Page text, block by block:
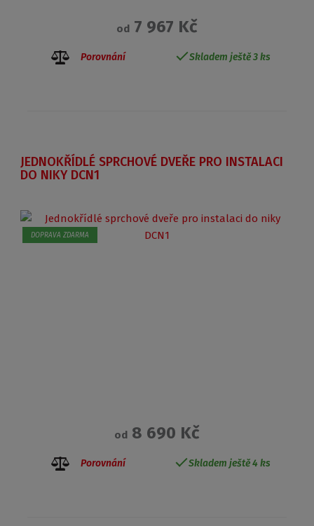
od 7 967 Kč
Porovnání Skladem ještě 3 ks
JEDNOKŘÍDLÉ SPRCHOVÉ DVEŘE PRO INSTALACI
DO NIKY DCN1
DOPRAVA ZDARMA
od 8 690 Kč
Porovnání Skladem ještě 4 ks